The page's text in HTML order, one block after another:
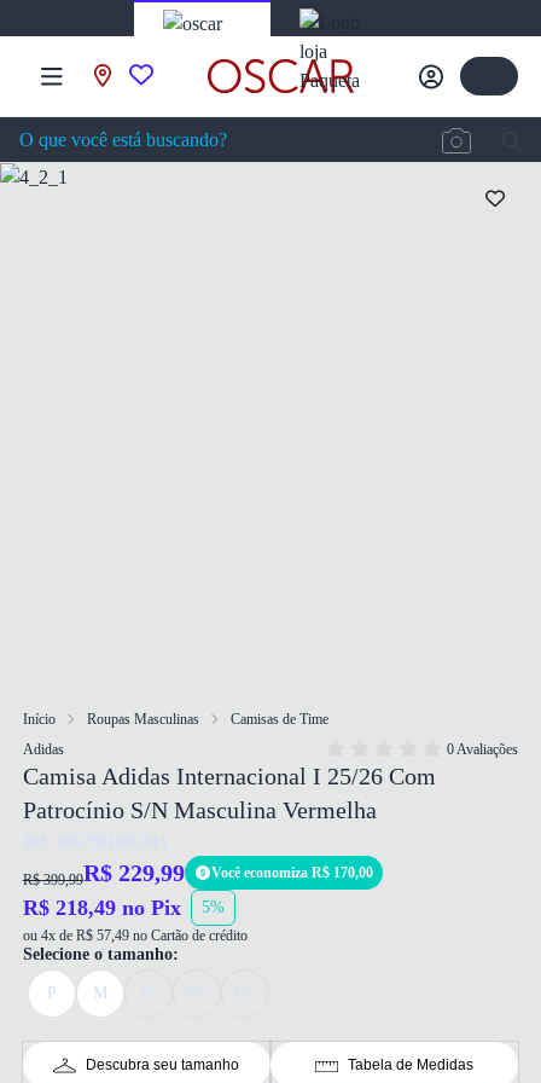
Início Roupas Masculinas
Camisas de Time
Adidas
0 Avaliações
Camisa Adidas Internacional I 25/26 Com
Patrocínio S/N Masculina Vermelha
Ref: 4067901685343
R$ 399,99R$ 229,99 Você economiza R$ 170,00
R$ 218,49 no Pix 5%
ou 4x de R$ 57,49 no Cartão de crédito
Selecione o tamanho:
P M
Descubra seu tamanho Tabela de Medidas